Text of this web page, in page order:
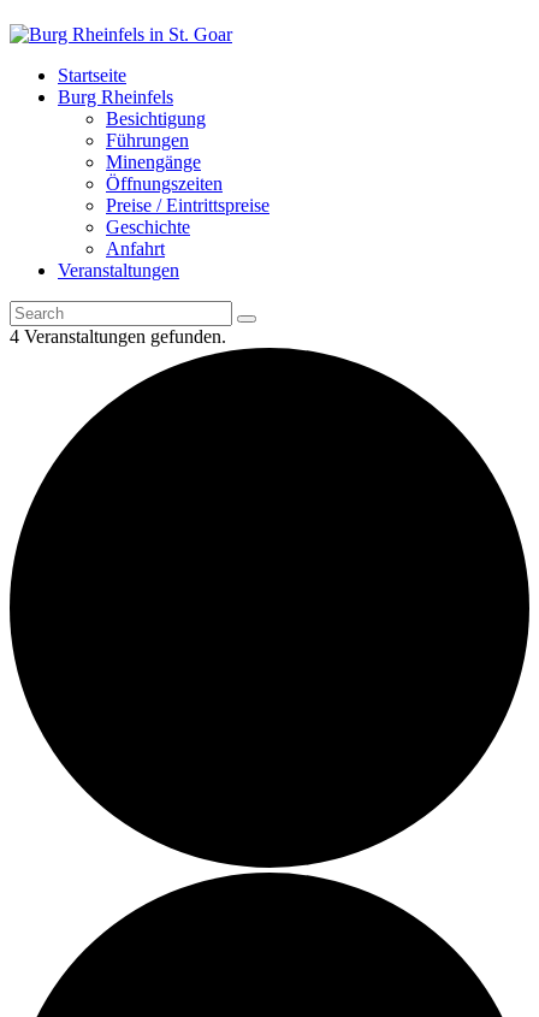
Startseite
Burg Rheinfels
Besichtigung
Führungen
Minengänge
Öffnungszeiten
Preise / Eintrittspreise
Geschichte
Anfahrt
Veranstaltungen
4 Veranstaltungen gefunden.